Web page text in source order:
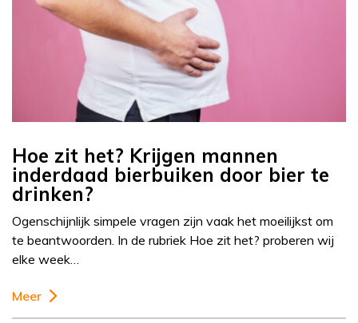
Hoe zit het? Krijgen mannen
inderdaad bierbuiken door bier te
drinken?
Ogenschijnlijk simpele vragen zijn vaak het moeilijkst om
te beantwoorden. In de rubriek Hoe zit het? proberen wij
elke week…
Meer